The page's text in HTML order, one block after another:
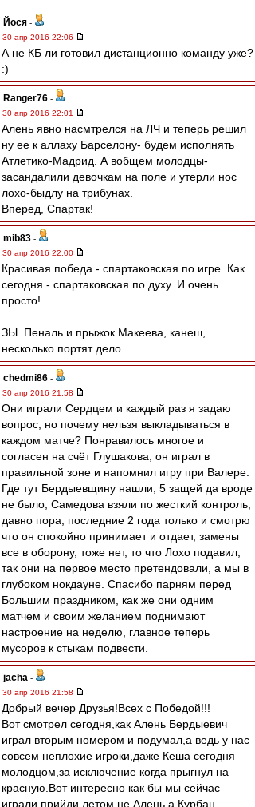
Йося -
30 апр 2016 22:06
А не КБ ли готовил дистанционно команду уже?
:)
Ranger76 -
30 апр 2016 22:01
Алень явно насмтрелся на ЛЧ и теперь решил
ну ее к аллаху Барселону- будем исполнять
Атлетико-Мадрид. А вобщем молодцы-
засандалили девочкам на поле и утерли нос
лохо-быдлу на трибунах.
Вперед, Спартак!
mib83 -
30 апр 2016 22:00
Красивая победа - спартаковская по игре. Как
сегодня - спартаковская по духу. И очень
просто!
ЗЫ. Пеналь и прыжок Макеева, канеш,
несколько портят дело
chedmi86 -
30 апр 2016 21:58
Они играли Сердцем и каждый раз я задаю
вопрос, но почему нельзя выкладываться в
каждом матче? Понравилось многое и
согласен на счёт Глушакова, он играл в
правильной зоне и напомнил игру при Валере.
Где тут Бердыевщину нашли, 5 защей да вроде
не было, Самедова взяли по жесткий контроль,
давно пора, последние 2 года только и смотрю
что он спокойно принимает и отдает, замены
все в оборону, тоже нет, то что Лохо подавил,
так они на первое место претендовали, а мы в
глубоком нокдауне. Спасибо парням перед
Большим праздником, как же они одним
матчем и своим желанием поднимают
настроение на неделю, главное теперь
мусоров к стыкам подвести.
jacha -
30 апр 2016 21:58
Добрый вечер Друзья!Всех с Победой!!!
Вот смотрел сегодня,как Алень Бердыевич
играл вторым номером и подумал,а ведь у нас
совсем неплохие игроки,даже Кеша сегодня
молодцом,за исключение когда прыгнул на
красную.Вот интересно как бы мы сейчас
играли прийди летом не Алень,а Курбан